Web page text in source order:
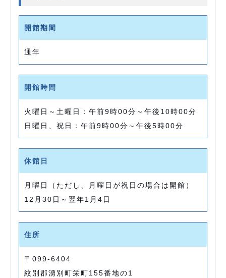
開館期間
通年
開館時間
火曜日～土曜日：午前9時00分～午後10時00分
日曜日、祝日：午前9時00分～午後5時00分
休館日
月曜日（ただし、月曜日が祝日の場合は開館）
12月30日～翌年1月4日
住所
〒099-6404
紋別郡湧別町栄町155番地の1